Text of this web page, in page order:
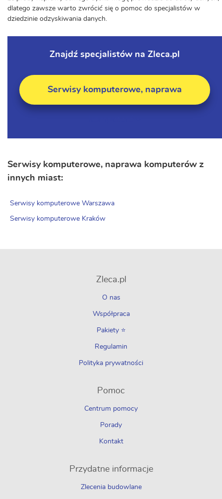
dlatego zawsze warto zwrócić się o pomoc do specjalistów w
dziedzinie odzyskiwania danych.
Znajdź specjalistów na Zleca.pl
Serwisy komputerowe, naprawa
Serwisy komputerowe, naprawa komputerów z
innych miast:
Serwisy komputerowe Warszawa
Serwisy komputerowe Kraków
Zleca.pl
O nas
Współpraca
Pakiety ⭐
Regulamin
Polityka prywatności
Pomoc
Centrum pomocy
Porady
Kontakt
Przydatne informacje
Zlecenia budowlane